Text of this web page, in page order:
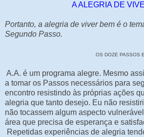
A ALEGRIA DE
Portanto, a alegria de viver bem é o
Segundo Passo.
OS DOZE PASSOS
A.A. é um programa alegre. Mesmo
a tomar os Passos necessários para
encontro resistindo às próprias ações
alegria que tanto desejo. Eu não
não tocassem algum aspecto
área que precisa de esperança e
Repetidas experiências de alegria